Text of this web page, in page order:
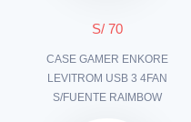
S/ 70
CASE GAMER ENKORE
LEVITROM USB 3 4FAN
S/FUENTE RAIMBOW